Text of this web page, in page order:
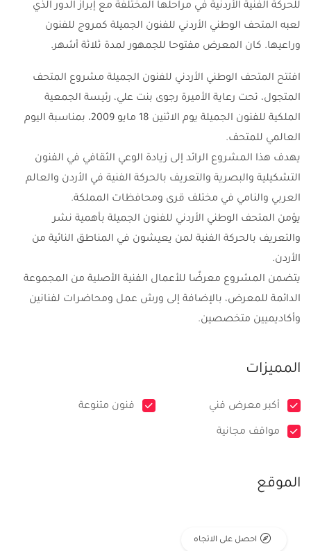
للحركة الفنية الأردنية في مراحلها المختلفة مع إبراز الدور الذي
لعبه المتحف الوطني الأردني للفنون الجميلة كمروج للفنون
وراعيها. كان المعرض مفتوحا للجمهور لمدة ثلاثة أشهر.
افتتح المتحف الوطني الأردني للفنون الجميلة مشروع المتحف
المتجول، تحت رعاية الأميرة رجوى بنت علي، رئيسة الجمعية
الملكية للفنون الجميلة يوم الاثنين 18 مايو 2009، بمناسبة اليوم
العالمي للمتحف.
يهدف هذا المشروع الرائد إلى زيادة الوعي الثقافي في الفنون
التشكيلية والبصرية والتعريف بالحركة الفنية في الأردن والعالم
العربي والنامي في مختلف قرى ومحافظات المملكة.
يؤمن المتحف الوطني الأردني للفنون الجميلة بأهمية نشر
والتعريف بالحركة الفنية لمن يعيشون في المناطق النائية من
الأردن.
يتضمن المشروع معرضًا للأعمال الفنية الأصلية من المجموعة
الدائمة للمعرض، بالإضافة إلى ورش عمل ومحاضرات لفنانين
وأكاديميين متخصصين.
المميزات
أكبر معرض فني فنون متنوعة
مواقف مجانية
الموقع
احصل على الاتجاه